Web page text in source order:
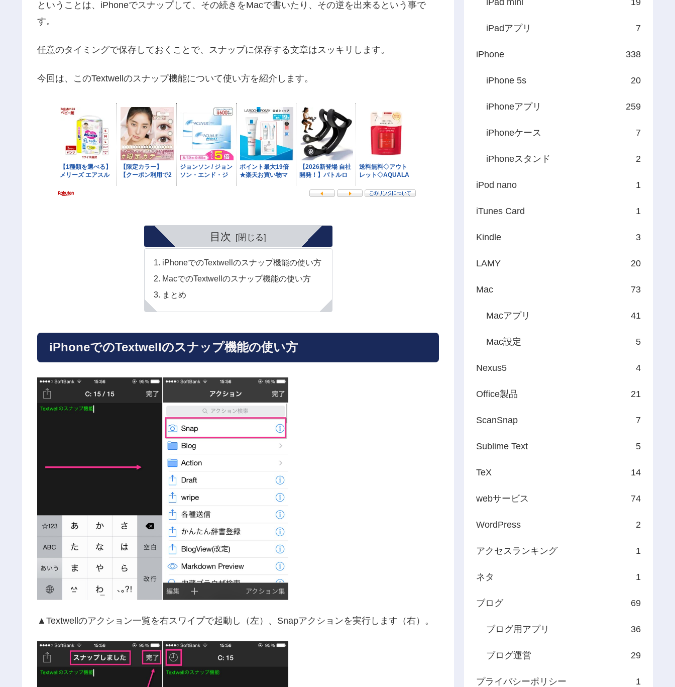
ということは、iPhoneでスナップして、その続きをMacで書いたり、その逆を出来るという事で
す。
任意のタイミングで保存しておくことで、スナップに保存する文章はスッキリします。
今回は、このTextwellのスナップ機能について使い方を紹介します。
目次
iPhoneでのTextwellのスナップ機能の使い方
MacでのTextwellのスナップ機能の使い方
まとめ
iPhoneでのTextwellのスナップ機能の使い方
▲Textwellのアクション一覧を右スワイプで起動し（左）、Snapアクションを実行します（右）。
iPadアプリ 7
iPhone 338
iPhone 5s 20
iPhoneアプリ 259
iPhoneケース 7
iPhoneスタンド 2
iPod nano 1
iTunes Card 1
Kindle 3
LAMY 20
Mac 73
Macアプリ 41
Mac設定 5
Nexus5 4
Office製品 21
ScanSnap 7
Sublime Text 5
TeX 14
webサービス 74
WordPress 2
アクセスランキング 1
ネタ 1
ブログ 69
ブログ用アプリ 36
ブログ運営 29
プライバシーポリシー 1